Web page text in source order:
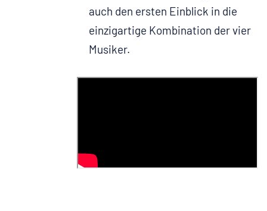
auch den ersten Einblick in die
einzigartige Kombination der vier
Musiker.